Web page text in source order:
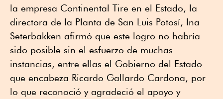
la empresa Continental Tire en el Estado, la
directora de la Planta de San Luis Potosí, Ina
Seterbakken afirmó que este logro no habría
sido posible sin el esfuerzo de muchas
instancias, entre ellas el Gobierno del Estado
que encabeza Ricardo Gallardo Cardona, por
lo que reconoció y agradeció el apoyo y